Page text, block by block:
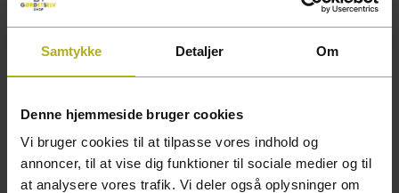
Samtykke Detaljer Om
Denne hjemmeside bruger cookies
Vi bruger cookies til at tilpasse vores indhold og
annoncer, til at vise dig funktioner til sociale medier og til
at analysere vores trafik. Vi deler også oplysninger om
Vinklet facadepensel 75 mm
Fordeler malingen optimalt
Yderst slidstærk børste
Smart etui holder den malingsmættede pensel fugtig
i op til 2 uger